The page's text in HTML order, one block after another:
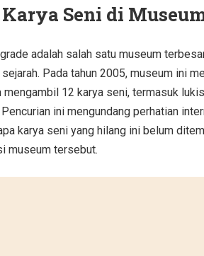
Seni di
adalah salah satu museum
Pada tahun 2005, museum ini
mengambil 12 karya seni, termasuk
ini mengundang perhatian
karya seni yang hilang ini belum
museum tersebut.